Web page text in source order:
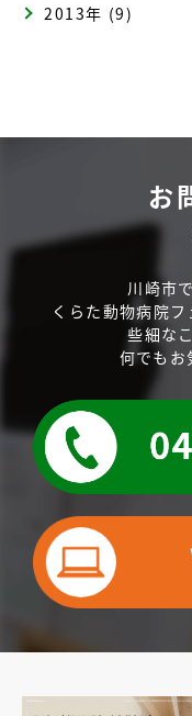
2013年 (9)
お
川崎市
くらた動物病院フ
些細な
何でもお